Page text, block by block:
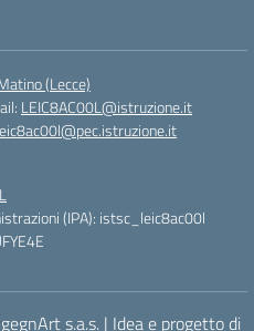
(Lecce)
LEIC8AC00L@istruzione.it
(IPA): istsc_leic8ac00l
s.a.s. | Idea e progetto di